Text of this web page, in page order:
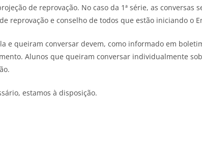
de reprovação. No caso da 1ª série, as conversas
reprovação e conselho de todos que estão iniciando o
e queiram conversar devem, como informado em
Alunos que queiram conversar individualmente
estamos à disposição.